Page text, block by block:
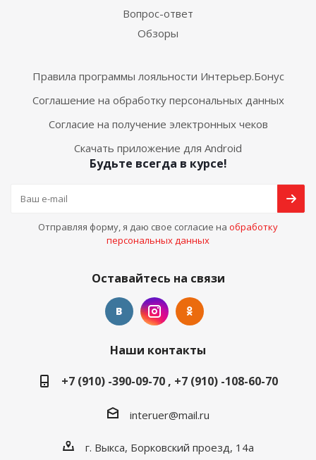
Вопрос-ответ
Обзоры
Правила программы лояльности Интерьер.Бонус
Соглашение на обработку персональных данных
Согласие на получение электронных чеков
Скачать приложение для Android
Будьте всегда в курсе!
Отправляя форму, я даю свое согласие на обработку
персональных данных
Оставайтесь на связи
Наши контакты
+7 (910) -390-09-70 , +7 (910) -108-60-70
interuer@mail.ru
г. Выкса, Борковский проезд, 14а